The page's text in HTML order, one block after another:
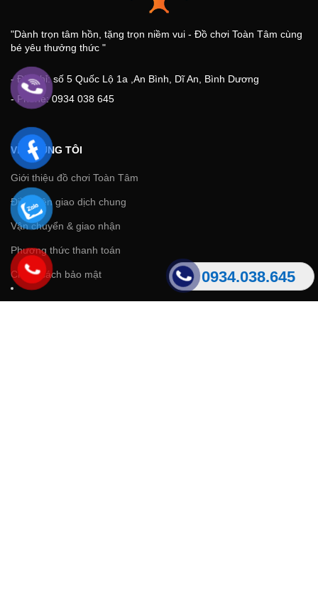
0934.038.645
"Dành trọn tâm hồn, tặng trọn niềm vui - Đồ chơi Toàn Tâm cùng
bé yêu thưởng thức "
- Địa chỉ: số 5 Quốc Lộ 1a ,An Bình, Dĩ An, Bình Dương
- Phone: 0934 038 645
VỀ CHÚNG TÔI
Giới thiệu đồ chơi Toàn Tâm
Điều kiện giao dịch chung
Vận chuyển & giao nhận
Phương thức thanh toán
Chính sách bảo mật